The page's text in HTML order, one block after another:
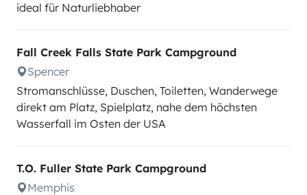
ideal für Naturliebhaber
Fall Creek Falls State Park Campground
Spencer
Stromanschlüsse, Duschen, Toiletten, Wanderwege
direkt am Platz, Spielplatz, nahe dem höchsten
Wasserfall im Osten der USA
T.O. Fuller State Park Campground
Memphis